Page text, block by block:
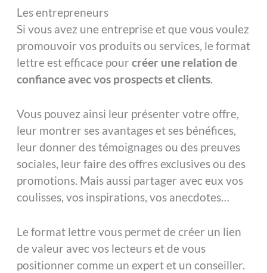
Les entrepreneurs
Si vous avez une entreprise et que vous voulez
promouvoir vos produits ou services, le format
lettre est efficace pour créer une relation de
confiance avec vos prospects et clients.
Vous pouvez ainsi leur présenter votre offre,
leur montrer ses avantages et ses bénéfices,
leur donner des témoignages ou des preuves
sociales, leur faire des offres exclusives ou des
promotions. Mais aussi partager avec eux vos
coulisses, vos inspirations, vos anecdotes…
Le format lettre vous permet de créer un lien
de valeur avec vos lecteurs et de vous
positionner comme un expert et un conseiller.